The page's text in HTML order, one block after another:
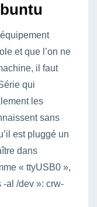
et que l’on ne
il faut
qui
les
sans
est pluggé un
dans
« ttyUSB0 »,
-al /dev »: crw-